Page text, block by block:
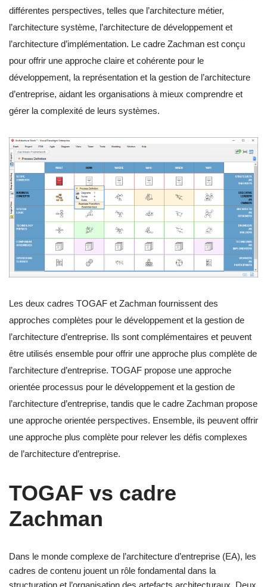
différentes perspectives, telles que l’architecture métier,
l’architecture système, l’architecture de développement et
l’architecture d’implémentation. Le cadre Zachman est conçu
pour offrir une approche claire et cohérente pour le
développement, la représentation et la gestion de l’architecture
d’entreprise, aidant les organisations à mieux comprendre et
gérer la complexité de leurs systèmes.
Les deux cadres TOGAF et Zachman fournissent des
approches complètes pour le développement et la gestion de
l’architecture d’entreprise. Ils sont complémentaires et peuvent
être utilisés ensemble pour offrir une approche plus complète de
l’architecture d’entreprise. TOGAF propose une approche
orientée processus pour le développement et la gestion de
l’architecture d’entreprise, tandis que le cadre Zachman propose
une approche orientée perspectives. Ensemble, ils peuvent offrir
une approche plus complète pour relever les défis complexes
de l’architecture d’entreprise.
TOGAF vs cadre
Zachman
Dans le monde complexe de l’architecture d’entreprise (EA), les
cadres de contenu jouent un rôle fondamental dans la